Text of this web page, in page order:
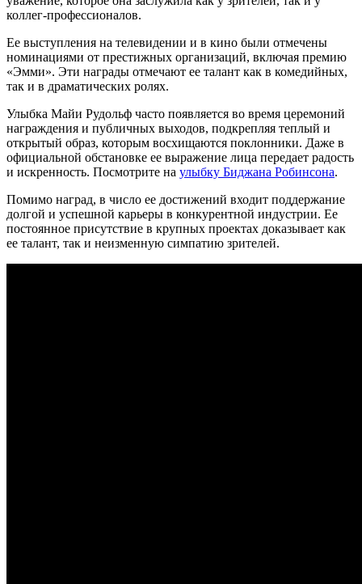
коллег-профессионалов.
Ее выступления на телевидении и в кино были отмечены
номинациями от престижных организаций, включая премию
«Эмми». Эти награды отмечают ее талант как в комедийных,
так и в драматических ролях.
Улыбка Майи Рудольф часто появляется во время церемоний
награждения и публичных выходов, подкрепляя теплый и
открытый образ, которым восхищаются поклонники. Даже в
официальной обстановке ее выражение лица передает радость
и искренность. Посмотрите на улыбку Биджана Робинсона.
Помимо наград, в число ее достижений входит поддержание
долгой и успешной карьеры в конкурентной индустрии. Ее
постоянное присутствие в крупных проектах доказывает как
ее талант, так и неизменную симпатию зрителей.